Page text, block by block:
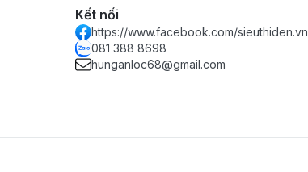
Kết nối
https://www.facebook.com/sieuthiden.vn
081 388 8698
hunganloc68@gmail.com